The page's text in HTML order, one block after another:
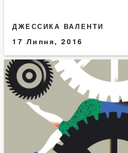
ДЖЕССИКА ВАЛЕНТИ
17 Липня, 2016